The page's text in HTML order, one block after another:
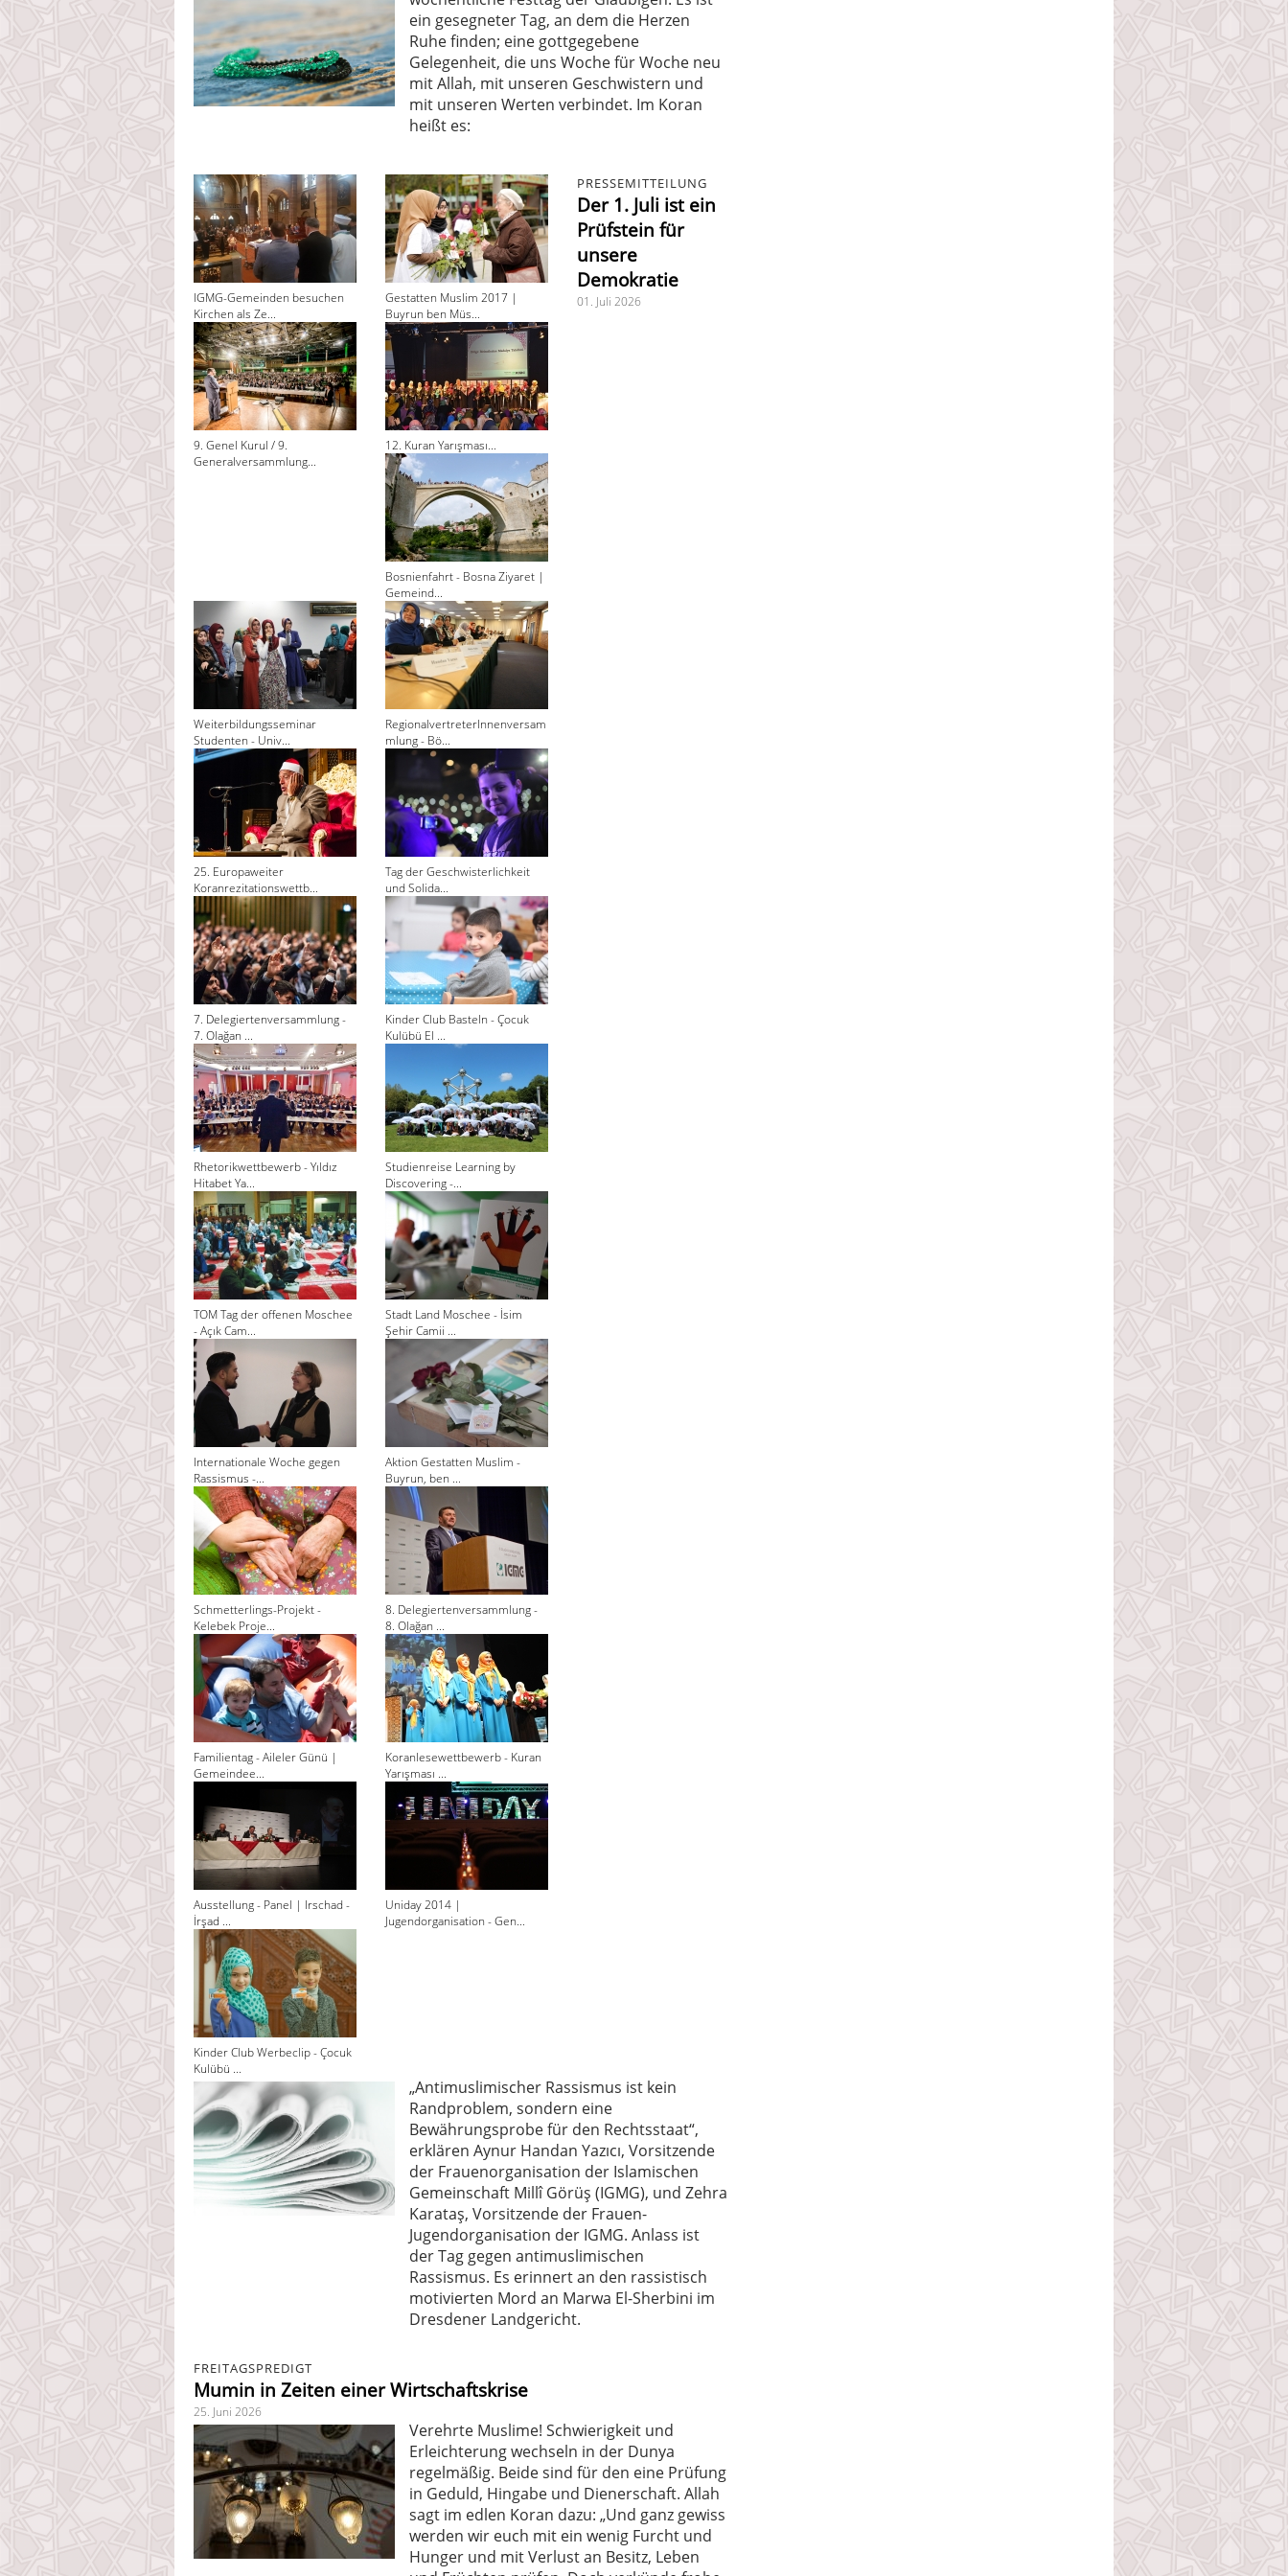
ein gesegneter Tag, an dem die Herzen
Ruhe finden; eine gottgegebene
Gelegenheit, die uns Woche für Woche neu
mit Allah, mit unseren Geschwistern und
mit unseren Werten verbindet. Im Koran
heißt es:
IGMG-Gemeinden besuchen
Kirchen als Ze...
Gestatten Muslim 2017 |
Buyrun ben Müs...
9. Genel Kurul / 9.
Generalversammlung...
12. Kuran Yarışması...
Bosnienfahrt - Bosna Ziyaret |
Gemeind...
Weiterbildungsseminar
Studenten - Univ...
RegionalvertreterInnenversam
mlung - Bö...
25. Europaweiter
Koranrezitationswettb...
Tag der Geschwisterlichkeit
und Solida...
7. Delegiertenversammlung -
7. Olağan ...
Kinder Club Basteln - Çocuk
Kulübü El ...
Rhetorikwettbewerb - Yıldız
Hitabet Ya...
Studienreise Learning by
Discovering -...
TOM Tag der offenen Moschee
- Açık Cam...
Stadt Land Moschee - İsim
Şehir Camii ...
Internationale Woche gegen
Rassismus -...
Aktion Gestatten Muslim -
Buyrun, ben ...
Schmetterlings-Projekt -
Kelebek Proje...
8. Delegiertenversammlung -
8. Olağan ...
Familientag - Aileler Günü |
Gemeindee...
Koranlesewettbewerb - Kuran
Yarışması ...
Ausstellung - Panel | Irschad -
İrşad ...
Uniday 2014 |
Jugendorganisation - Gen...
Kinder Club Werbeclip - Çocuk
Kulübü ...
PRESSEMITTEILUNG
Der 1. Juli ist ein
Prüfstein für
unsere
Demokratie
01. Juli 2026
„Antimuslimischer Rassismus ist kein
Randproblem, sondern eine
Bewährungsprobe für den Rechtsstaat“,
erklären Aynur Handan Yazıcı, Vorsitzende
der Frauenorganisation der Islamischen
Gemeinschaft Millî Görüş (IGMG), und Zehra
Karataş, Vorsitzende der Frauen-
Jugendorganisation der IGMG. Anlass ist
der Tag gegen antimuslimischen
Rassismus. Es erinnert an den rassistisch
motivierten Mord an Marwa El-Sherbini im
Dresdener Landgericht.
FREITAGSPREDIGT
Mumin in Zeiten einer Wirtschaftskrise
25. Juni 2026
Verehrte Muslime! Schwierigkeit und
Erleichterung wechseln in der Dunya
regelmäßig. Beide sind für den eine Prüfung
in Geduld, Hingabe und Dienerschaft. Allah
sagt im edlen Koran dazu: „Und ganz gewiss
werden wir euch mit ein wenig Furcht und
Hunger und mit Verlust an Besitz, Leben